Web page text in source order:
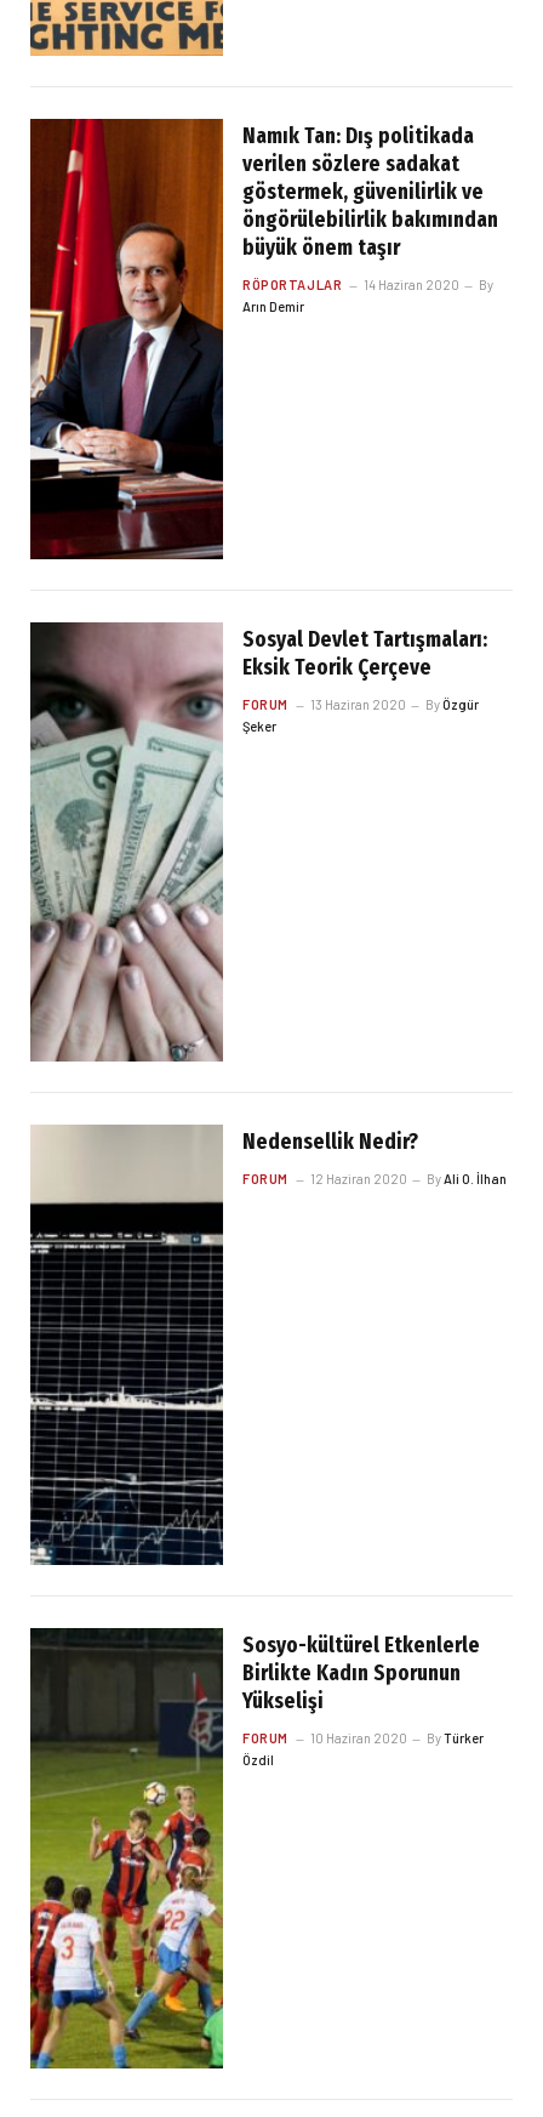
Namık Tan: Dış politikada
verilen sözlere sadakat
göstermek, güvenilirlik ve
öngörülebilirlik bakımından
büyük önem taşır
RÖPORTAJLAR 14 Haziran 2020
By
Arın Demir
Sosyal Devlet Tartışmaları:
Eksik Teorik Çerçeve
FORUM 13 Haziran 2020 ByÖzgür
Şeker
Nedensellik Nedir?
FORUM 12 Haziran 2020 ByAli O. İlhan
Sosyo-kültürel Etkenlerle
Birlikte Kadın Sporunun
Yükselişi
FORUM 10 Haziran 2020 ByTürker
Özdil